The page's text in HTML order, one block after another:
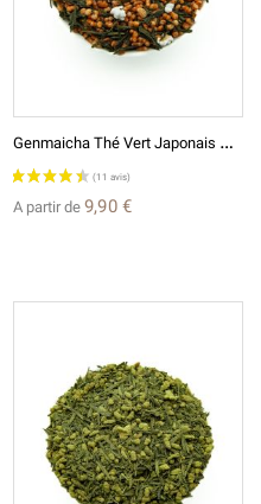
G
Enmaicha Thé Vert Japonais 玄米茶
A partir de 9,90 €